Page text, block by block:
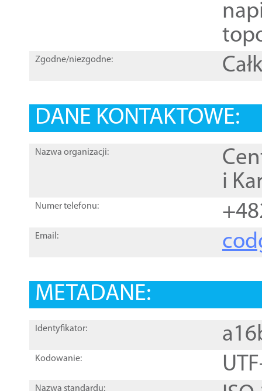
Zgodne/niezgodne:
DANE KONTAKTOWE:
Nazwa organizacji:
i
Numer telefonu:
Email:
METADANE:
Identyfikator:
Kodowanie:
Nazwa standardu: